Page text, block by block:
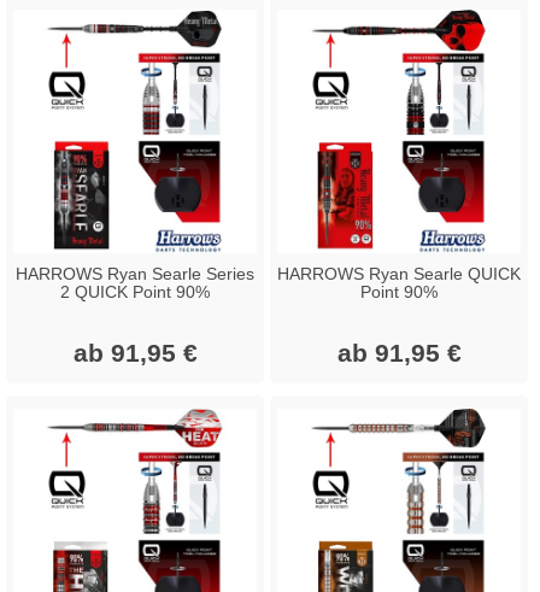
HARROWS Ryan Searle Series
2 QUICK Point 90%
ab 91,95 €
HARROWS Ryan Searle QUICK
Point 90%
ab 91,95 €